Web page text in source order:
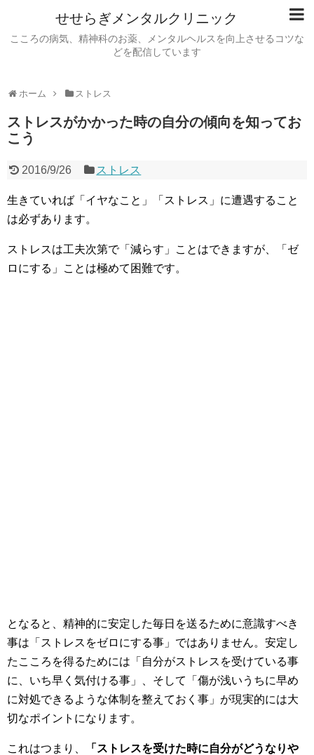
せせらぎメンタルクリニック
こころの病気、精神科のお薬、メンタルヘルスを向上させるコツな
どを配信しています
ホーム ストレス
ストレスがかかった時の自分の傾向を知ってお
こう
2016/9/26 ストレス
生きていれば「イヤなこと」「ストレス」に遭遇すること
は必ずあります。
ストレスは工夫次第で「減らす」ことはできますが、「ゼ
ロにする」ことは極めて困難です。
となると、精神的に安定した毎日を送るために意識すべき
事は「ストレスをゼロにする事」ではありません。安定し
たこころを得るためには「自分がストレスを受けている事
に、いち早く気付ける事」、そして「傷が浅いうちに早め
に対処できるような体制を整えておく事」が現実的には大
切なポイントになります。
これはつまり、
「ストレスを受けた時に自分がどうなりや